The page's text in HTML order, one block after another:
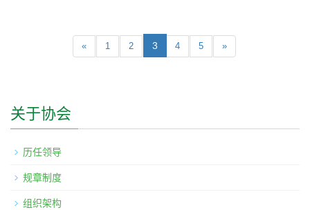
« 1 2 3 4 5 »
关于协会
历任领导
规章制度
组织架构